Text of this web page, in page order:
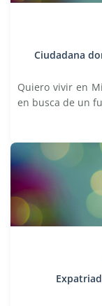
Ciudadana
Quiero vivir en
en busca de un